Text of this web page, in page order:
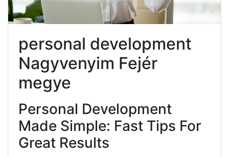
personal development
Nagyvenyim Fejér
megye
Personal Development
Made Simple: Fast Tips For
Great Results